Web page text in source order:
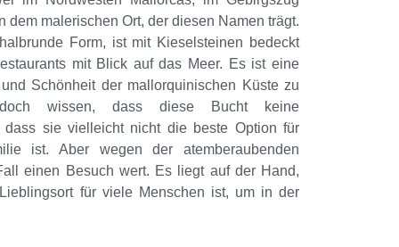
dem malerischen Ort, der diesen Namen trägt.
Form, ist mit Kieselsteinen bedeckt
mit Blick auf das Meer. Es ist eine
Schönheit der mallorquinischen Küste zu
wissen, dass diese Bucht keine
dass sie vielleicht nicht die beste Option für
ist. Aber wegen der atemberaubenden
einen Besuch wert. Es liegt auf der Hand,
für viele Menschen ist, um in der